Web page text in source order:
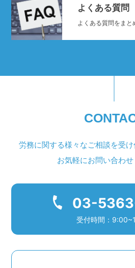
よくある質問
よくある質問をまと
労務に関する様々なご相談を受け
お気軽にお問い合わせ
03-
受付時間：